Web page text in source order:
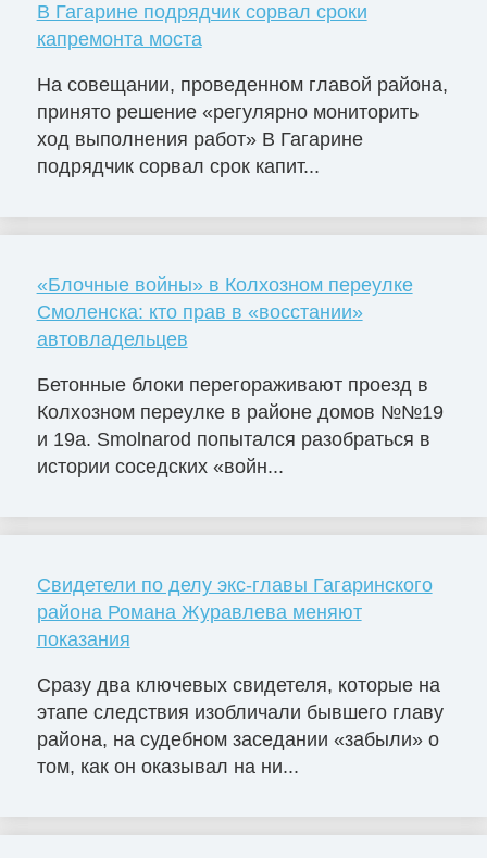
В Гагарине подрядчик сорвал сроки
капремонта моста
На совещании, проведенном главой района,
принято решение «регулярно мониторить
ход выполнения работ» В Гагарине
подрядчик сорвал срок капит...
«Блочные войны» в Колхозном переулке
Смоленска: кто прав в «восстании»
автовладельцев
Бетонные блоки перегораживают проезд в
Колхозном переулке в районе домов №№19
и 19а. Smolnarod попытался разобраться в
истории соседских «войн...
Свидетели по делу экс-главы Гагаринского
района Романа Журавлева меняют
показания
Сразу два ключевых свидетеля, которые на
этапе следствия изобличали бывшего главу
района, на судебном заседании «забыли» о
том, как он оказывал на ни...